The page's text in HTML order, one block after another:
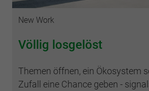
Kategorie
New Work
Völlig losgelöst
Themen öffnen, ein Ökosystem
Zufall eine Chance geben -